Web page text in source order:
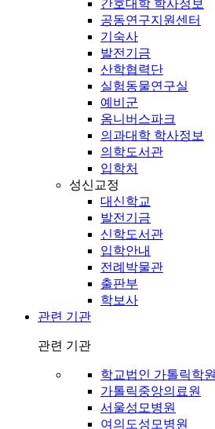
간호대학 학사정보
공동연구지원센터
기숙사
발전기금
산학협력단
실험동물연구실
예비군
옴니버스파크
의과대학 학사정보
의학도서관
입학처
성신교정
대신학교
발전기금
신학도서관
입학안내
전례박물관
출판부
학보사
관련 기관
관련 기관
학교법인 가톨릭학원
가톨릭중앙의료원
서울성모병원
여의도성모병원